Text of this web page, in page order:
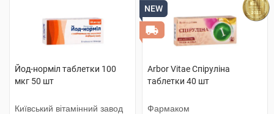
Йод-норміл таблетки 100
мкг 50 шт
Київський вітамінний завод
NEW
Arbor Vitae Спіруліна
таблетки 40 шт
Фармаком